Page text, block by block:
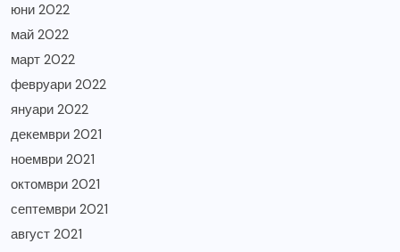
юни 2022
май 2022
март 2022
февруари 2022
януари 2022
декември 2021
ноември 2021
октомври 2021
септември 2021
август 2021